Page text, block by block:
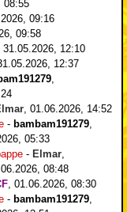
08:55
09:16
09:58
31.05.2026, 12:10
12:37
01.06.2026, 14:52
- bambam191279
05:33
- Elmar
08:48
01.06.2026, 08:30
- bambam191279